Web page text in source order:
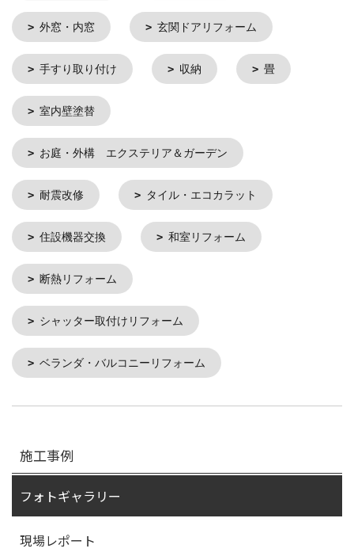
外窓・内窓 玄関ドアリフォーム
手すり取り付け 収納 畳
室内壁塗替
お庭・外構 エクステリア＆ガーデン
耐震改修 タイル・エコカラット
住設機器交換 和室リフォーム
断熱リフォーム
シャッター取付けリフォーム
ベランダ・バルコニーリフォーム
施工事例
フォトギャラリー
現場レポート